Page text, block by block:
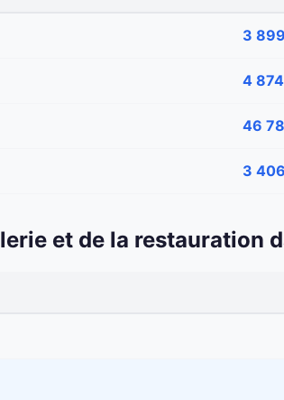
3
4
46
3
et de la restauration